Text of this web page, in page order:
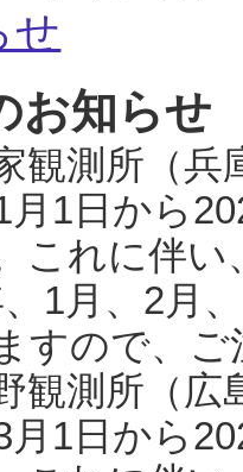
せ
お知らせ
観測所（
月1日から
これに伴い
1月、2月
すので、
観測所（
月1日から